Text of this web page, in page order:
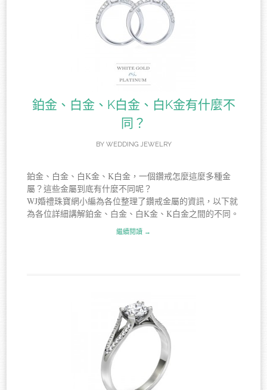
鉑金、白金、K白金、白K金有什麼不
同？
BY WEDDING JEWELRY
鉑金、白金、白K金、K白金，一個鑽戒怎麼這麼多種金
屬？這些金屬到底有什麼不同呢？
WJ婚禮珠寶網小編為各位整理了鑽戒金屬的資訊，以下就
為各位詳細講解鉑金、白金、白K金、K白金之間的不同。
繼續閱讀 →